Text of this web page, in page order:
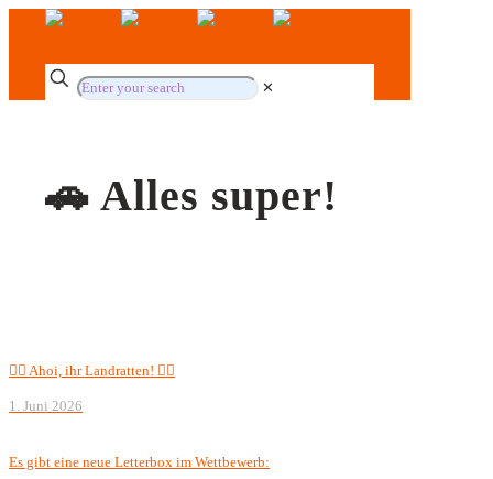
✕
🚗 Alles super!
🏴‍☠️ Ahoi, ihr Landratten! 🏴‍☠️
1. Juni 2026
Es gibt eine neue Letterbox im Wettbewerb: